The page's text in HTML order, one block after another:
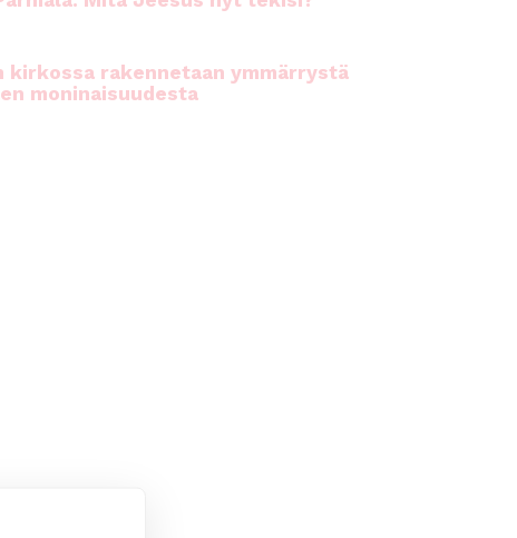
kirkossa rakennetaan ymmärrystä
moninaisuudesta